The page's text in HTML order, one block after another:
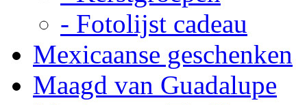
- Fotolijst cadeau
Mexicaanse geschenken
Maagd van Guadalupe